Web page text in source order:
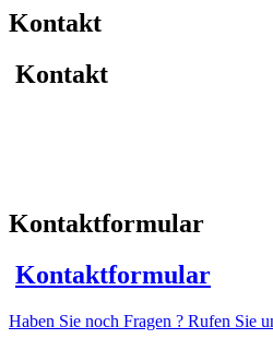
Becherrührwerk
Kontakt
Kontakt
Kontaktformular
Kontaktformular
Haben Sie noch Fragen ? Rufen Sie